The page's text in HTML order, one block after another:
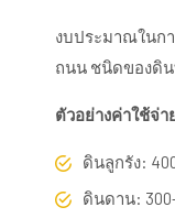
งบประมาณในก
ถนน ชนิดของดิ
ตัวอย่างค่าใช้จ่า
ดินลูกรัง:
ดินดาน: